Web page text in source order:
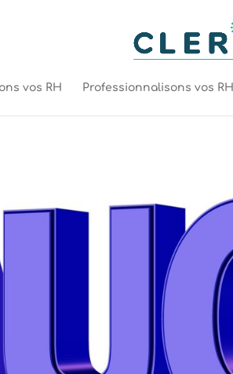
vos RH Professionnalisons vos RH